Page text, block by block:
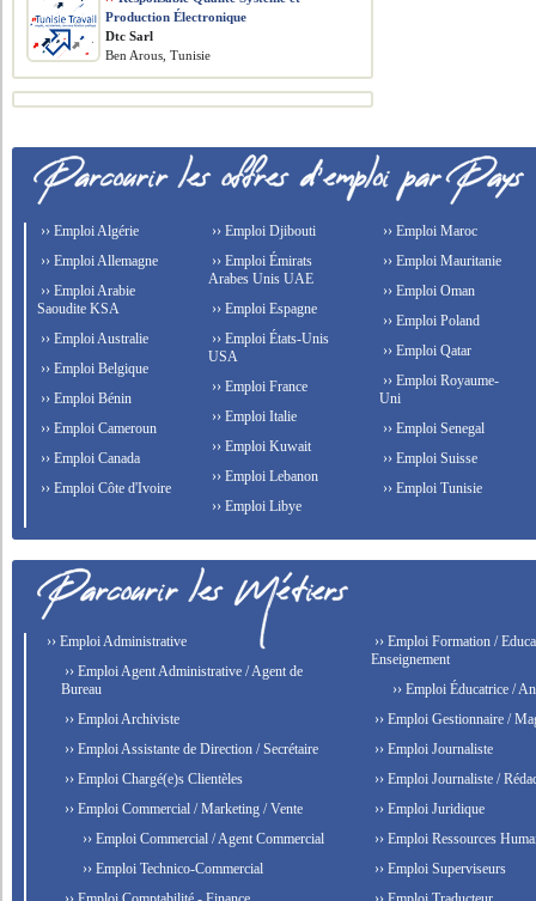
Production Électronique
Dtc Sarl
Ben Arous, Tunisie
›› Emploi Algérie
›› Emploi Allemagne
›› Emploi Arabie
Saoudite KSA
›› Emploi Australie
›› Emploi Belgique
›› Emploi Bénin
›› Emploi Cameroun
›› Emploi Canada
›› Emploi Côte d'Ivoire
›› Emploi Djibouti
›› Emploi Émirats
Arabes Unis UAE
›› Emploi Espagne
›› Emploi États-Unis
USA
›› Emploi France
›› Emploi Italie
›› Emploi Kuwait
›› Emploi Lebanon
›› Emploi Libye
›› Emploi Maroc
›› Emploi Mauritanie
›› Emploi Oman
›› Emploi Poland
›› Emploi Qatar
›› Emploi Royaume-
Uni
›› Emploi Senegal
›› Emploi Suisse
›› Emploi Tunisie
›› Emploi Administrative
›› Emploi Agent Administrative / Agent de
Bureau
›› Emploi Archiviste
›› Emploi Assistante de Direction / Secrétaire
›› Emploi Chargé(e)s Clientèles
›› Emploi Commercial / Marketing / Vente
›› Emploi Commercial / Agent Commercial
›› Emploi Technico-Commercial
›› Emploi Formation /
Enseignement
›› Emploi Éducatrice /
›› Emploi Gestionnaire /
›› Emploi Journaliste
›› Emploi Journaliste /
›› Emploi Juridique
›› Emploi Ressources
›› Emploi Superviseurs